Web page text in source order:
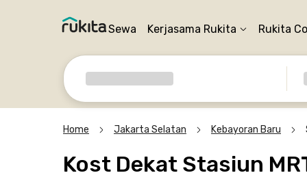
Sewa Kerjasama Rukita Rukita
Home Jakarta Selatan Kebayoran Baru
Kost Dekat Stasiun